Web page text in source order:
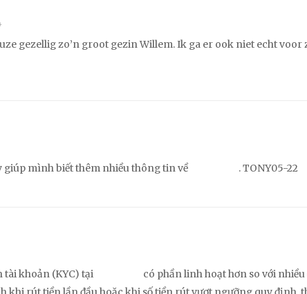
gezellig zo’n groot gezin Willem. Ik ga er ook niet echt voor
giúp mình biết thêm nhiều thông tin về . TONY05-22
tài khoản (KYC) tại
có phần linh hoạt hơn so với